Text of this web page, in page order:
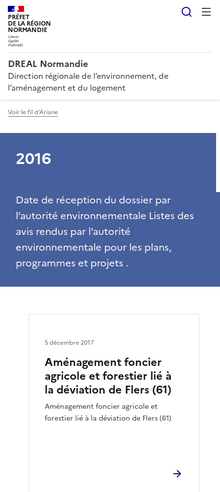
PRÉFET
DE LA RÉGION
NORMANDIE
DREAL Normandie
Direction régionale de l’environnement, de
l’aménagement et du logement
Voir le fil d'Ariane
2016
Date de réception du dossier par
l’autorité environnementale Listes des
avis rendus par l’autorité
environnementale pour les plans,
programmes et projets .
Aménagement foncier
agricole et forestier lié à
la déviation de Flers (61)
Aménagement foncier agricole et
forestier lié à la déviation de Flers (61)
5 décembre 2017